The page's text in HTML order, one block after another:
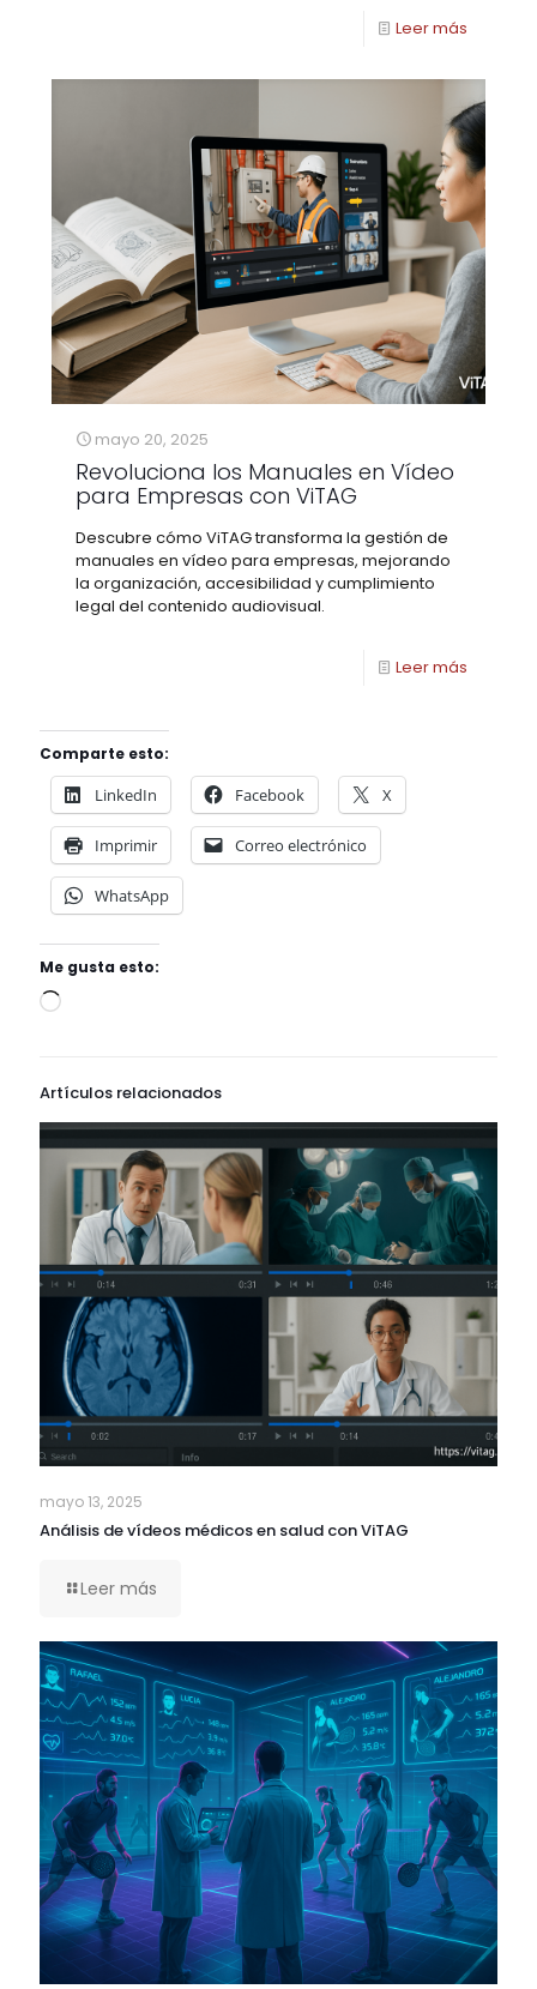
Leer más
mayo 20, 2025
Revoluciona los Manuales en Vídeo
para Empresas con ViTAG
Descubre cómo ViTAG transforma la gestión de
manuales en vídeo para empresas, mejorando
la organización, accesibilidad y cumplimiento
legal del contenido audiovisual.
Leer más
Comparte esto:
LinkedIn Facebook X
Imprimir Correo electrónico
WhatsApp
Me gusta esto:
Artículos relacionados
mayo 13, 2025
Análisis de vídeos médicos en salud con ViTAG
Leer más